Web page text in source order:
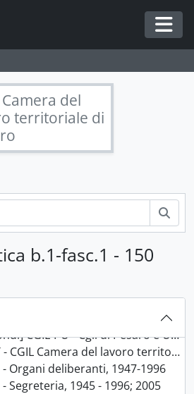
Camera del
territoriale di
b.1-fasc.1 - 150
di Pesaro e Urbino, 1944-1997; 2001-2023 con docc. 1920; 1937
del lavoro territoriale di Pesaro, 1945 - 2021
- Organi deliberanti, 1947-1996
- Segreteria, 1945 - 1996; 2005